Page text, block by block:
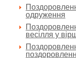
одруження
весілля у